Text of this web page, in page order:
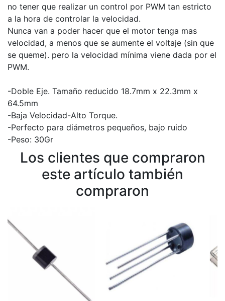
no tener que realizar un control por PWM tan estricto
a la hora de controlar la velocidad.
Nunca van a poder hacer que el motor tenga mas
velocidad, a menos que se aumente el voltaje (sin que
se queme). pero la velocidad mínima viene dada por el
PWM.
-Doble Eje. Tamaño reducido 18.7mm x 22.3mm x
64.5mm
-Baja Velocidad-Alto Torque.
-Perfecto para diámetros pequeños, bajo ruido
-Peso: 30Gr
Los clientes que compraron
este artículo también
compraron